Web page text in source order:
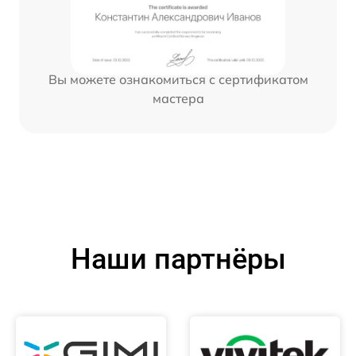
Вы можете ознакомиться с сертификатом
мастера
Наши партнёры